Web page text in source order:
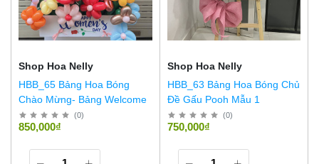
Shop Hoa Nelly
HBB_65 Bảng Hoa Bóng
Chào Mừng- Bảng Welcome
(0)
850,000₫
Shop Hoa Nelly
HBB_63 Bảng Hoa Bóng Chủ
Đề Gấu Pooh Mẫu 1
(0)
750,000₫